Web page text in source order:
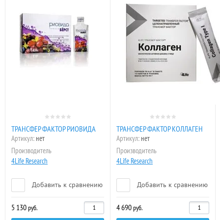
ТРАНСФЕР ФАКТОР РИОВИДА
Артикул: нет
Производитель
4Life Research
Добавить к сравнению
5 130руб.
ТРАНСФЕР ФАКТОР КОЛЛАГЕН
Артикул: нет
Производитель
4Life Research
Добавить к сравнению
4 690руб.